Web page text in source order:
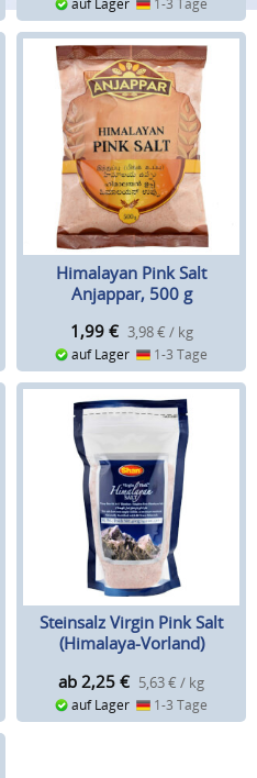
auf Lager 1-3 Tage
Himalayan Pink Salt
Anjappar, 500 g
1,99 € 3,98 € / kg
auf Lager 1-3 Tage
Steinsalz Virgin Pink Salt
(Himalaya-Vorland)
ab 2,25 € 5,63 € / kg
auf Lager 1-3 Tage